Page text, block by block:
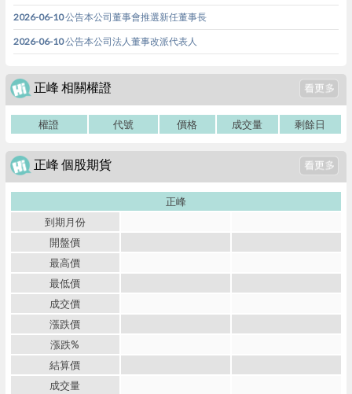
2026-06-10 公告本公司董事會推選新任董事長
2026-06-10 公告本公司法人董事改派代表人
正峰 相關權證
權證 代號 價格 成交量 剩餘日
正峰 個股期貨
正峰
到期月份
開盤價
最高價
最低價
成交價
漲跌價
漲跌%
結算價
成交量